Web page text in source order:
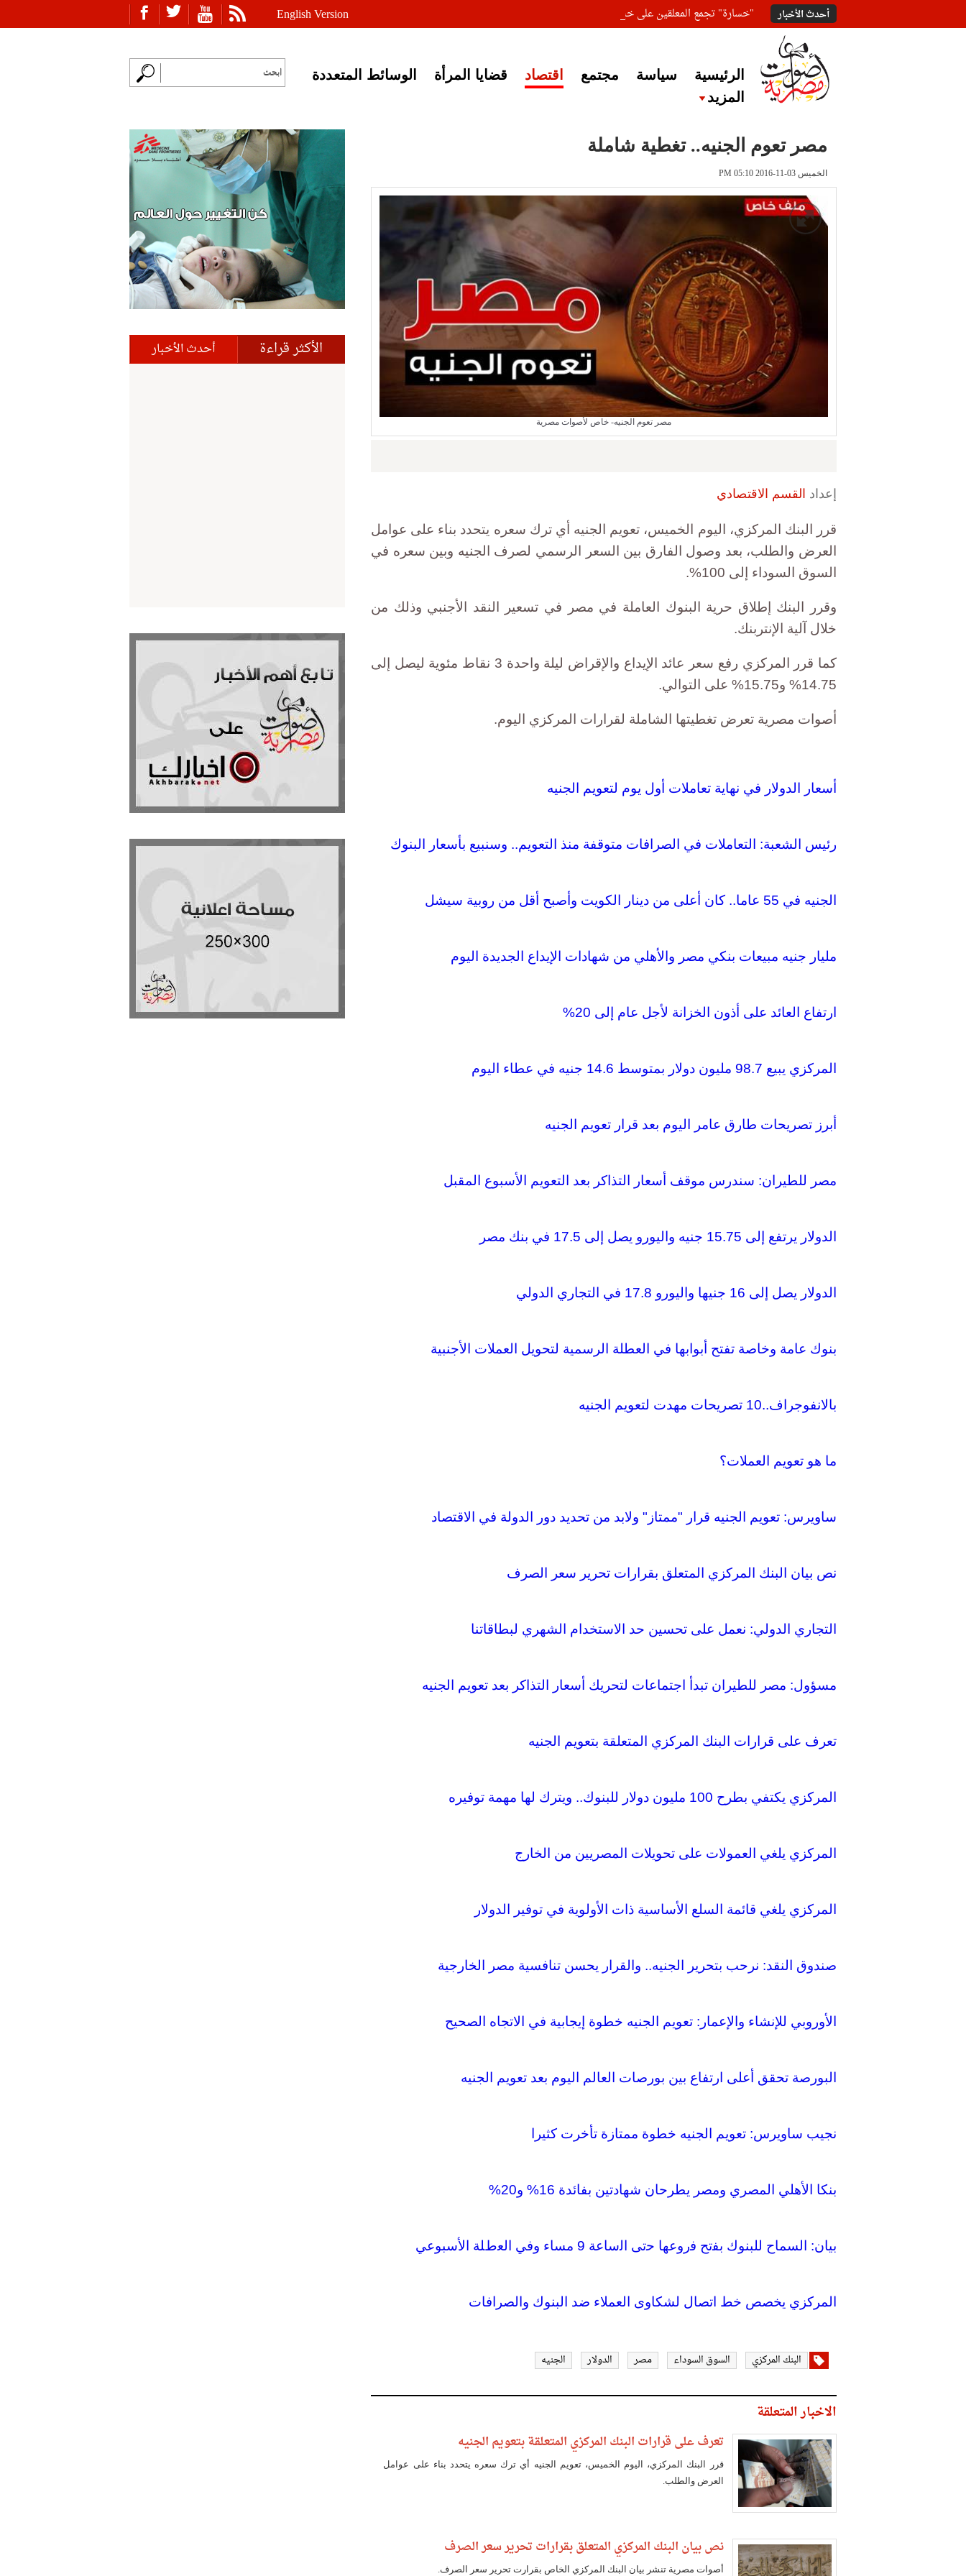
English Version أحدث الأخبار "خسارة" تجمع المعلقين على خبر إغلاق أصوات مصرية
الرئيسية سياسة مجتمع اقتصاد قضايا المرأة
الوسائط المتعددة
المزيد
مصر تعوم الجنيه.. تغطية شاملة
الخميس 03-11-2016 PM 05:10
مصر تعوم الجنيه- خاص لأصوات مصرية
إعداد القسم الاقتصادي
قرر البنك المركزي، اليوم الخميس، تعويم الجنيه أي ترك سعره يتحدد بناء على عوامل
العرض والطلب، بعد وصول الفارق بين السعر الرسمي لصرف الجنيه وبين سعره في
السوق السوداء إلى 100%.
وقرر البنك إطلاق حرية البنوك العاملة في مصر في تسعير النقد الأجنبي وذلك من
خلال آلية الإنتربنك.
كما قرر المركزي رفع سعر عائد الإيداع والإقراض ليلة واحدة 3 نقاط مئوية ليصل إلى
14.75% و15.75% على التوالي.
أصوات مصرية تعرض تغطيتها الشاملة لقرارات المركزي اليوم.
أسعار الدولار في نهاية تعاملات أول يوم لتعويم الجنيه
رئيس الشعبة: التعاملات في الصرافات متوقفة منذ التعويم.. وسنبيع بأسعار البنوك
الجنيه في 55 عاما.. كان أعلى من دينار الكويت وأصبح أقل من روبية سيشل
مليار جنيه مبيعات بنكي مصر والأهلي من شهادات الإيداع الجديدة اليوم
ارتفاع العائد على أذون الخزانة لأجل عام إلى 20%
المركزي يبيع 98.7 مليون دولار بمتوسط 14.6 جنيه في عطاء اليوم
أبرز تصريحات طارق عامر اليوم بعد قرار تعويم الجنيه
مصر للطيران: سندرس موقف أسعار التذاكر بعد التعويم الأسبوع المقبل
الدولار يرتفع إلى 15.75 جنيه واليورو يصل إلى 17.5 في بنك مصر
الدولار يصل إلى 16 جنيها واليورو 17.8 في التجاري الدولي
بنوك عامة وخاصة تفتح أبوابها في العطلة الرسمية لتحويل العملات الأجنبية
بالانفوجراف..10 تصريحات مهدت لتعويم الجنيه
ما هو تعويم العملات؟
ساويرس: تعويم الجنيه قرار "ممتاز" ولابد من تحديد دور الدولة في الاقتصاد
نص بيان البنك المركزي المتعلق بقرارات تحرير سعر الصرف
التجاري الدولي: نعمل على تحسين حد الاستخدام الشهري لبطاقاتنا
مسؤول: مصر للطيران تبدأ اجتماعات لتحريك أسعار التذاكر بعد تعويم الجنيه
تعرف على قرارات البنك المركزي المتعلقة بتعويم الجنيه
المركزي يكتفي بطرح 100 مليون دولار للبنوك.. ويترك لها مهمة توفيره
المركزي يلغي العمولات على تحويلات المصريين من الخارج
المركزي يلغي قائمة السلع الأساسية ذات الأولوية في توفير الدولار
صندوق النقد: نرحب بتحرير الجنيه.. والقرار يحسن تنافسية مصر الخارجية
الأوروبي للإنشاء والإعمار: تعويم الجنيه خطوة إيجابية في الاتجاه الصحيح
البورصة تحقق أعلى ارتفاع بين بورصات العالم اليوم بعد تعويم الجنيه
نجيب ساويرس: تعويم الجنيه خطوة ممتازة تأخرت كثيرا
بنكا الأهلي المصري ومصر يطرحان شهادتين بفائدة 16% و20%
بيان: السماح للبنوك ﺑﻔﺗﺢ ﻓروﻋﻬﺎ ﺣﺗﻰ اﻟﺳﺎعة 9 مساء وفي اﻟﻌطﻠﺔ الأسبوعي
المركزي يخصص خط اتصال لشكاوى العملاء ضد البنوك والصرافات
البنك المركزي السوق السوداء مصر الدولار الجنيه
الاخبار المتعلقة
تعرف على قرارات البنك المركزي المتعلقة بتعويم الجنيه
قرر البنك المركزي، اليوم الخميس، تعويم الجنيه أي ترك سعره يتحدد بناء على عوامل
العرض والطلب.
نص بيان البنك المركزي المتعلق بقرارات تحرير سعر الصرف
أصوات مصرية تنشر بيان البنك المركزي الخاص بقرارت تحرير سعر الصرف.
الأكثر قراءة أحدث الأخبار